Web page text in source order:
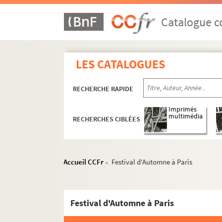
Catalogue
LES CATALOGUES
RECHERCHE RAPIDE
RECHERCHES CIBLÉES
Imprimés
multimédia
Accueil CCFr > Festival d'Automne à Paris
Festival d'Automne à Paris